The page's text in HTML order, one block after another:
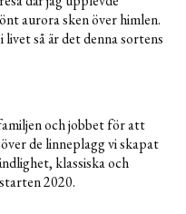
aurora sken över himlen.
så är det denna sortens
och jobbet för att
de linneplagg vi skapat
klassiska och
2020.